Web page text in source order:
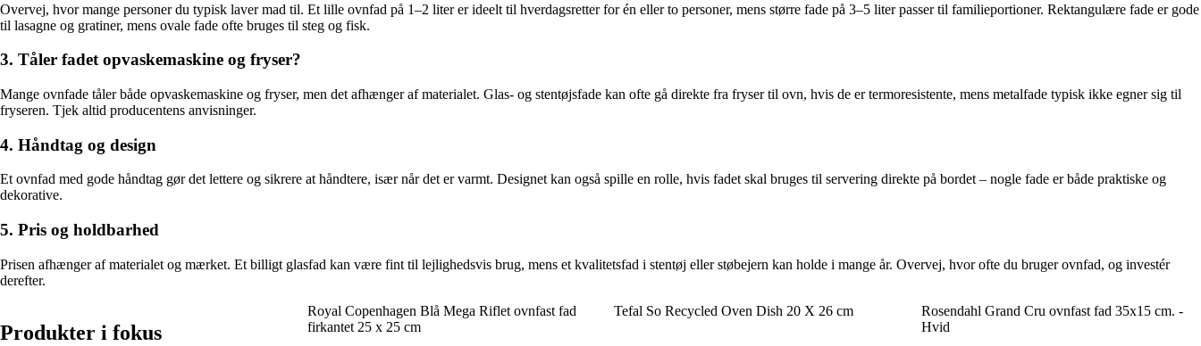
Overvej, hvor mange personer du typisk laver mad til. Et lille ovnfad på 1–2 liter er ideelt til hverdagsretter for én eller to personer, mens større fade på 3–5 liter passer til familieportioner. Rektangulære fade er gode
til lasagne og gratiner, mens ovale fade ofte bruges til steg og fisk.
3. Tåler fadet opvaskemaskine og fryser?
Mange ovnfade tåler både opvaskemaskine og fryser, men det afhænger af materialet. Glas- og stentøjsfade kan ofte gå direkte fra fryser til ovn, hvis de er termoresistente, mens metalfade typisk ikke egner sig til
fryseren. Tjek altid producentens anvisninger.
4. Håndtag og design
Et ovnfad med gode håndtag gør det lettere og sikrere at håndtere, især når det er varmt. Designet kan også spille en rolle, hvis fadet skal bruges til servering direkte på bordet – nogle fade er både praktiske og
dekorative.
5. Pris og holdbarhed
Prisen afhænger af materialet og mærket. Et billigt glasfad kan være fint til lejlighedsvis brug, mens et kvalitetsfad i stentøj eller støbejern kan holde i mange år. Overvej, hvor ofte du bruger ovnfad, og investér
derefter.
Produkter i fokus
Royal Copenhagen Blå Mega Riflet ovnfast fad
firkantet 25 x 25 cm
Tefal So Recycled Oven Dish 20 X 26 cm
Rosendahl Grand Cru ovnfast fad 35x15 cm. -
Hvid